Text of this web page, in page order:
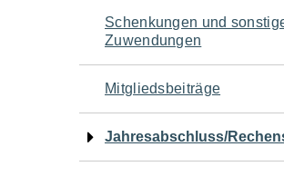
Schenkungen und
Zuwendungen
Mitgliedsbeiträge
Jahresabschluss/